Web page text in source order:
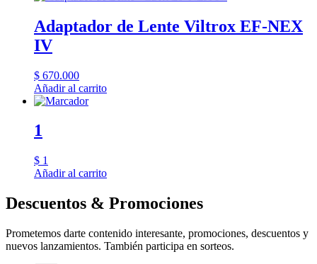
$ 139.900.$ 79.900.
Adaptador de Lente Viltrox EF-NEX
IV
$ 670.000
Añadir al carrito
1
$ 1
Añadir al carrito
Descuentos & Promociones
Prometemos darte contenido interesante, promociones, descuentos y
nuevos lanzamientos. También participa en sorteos.